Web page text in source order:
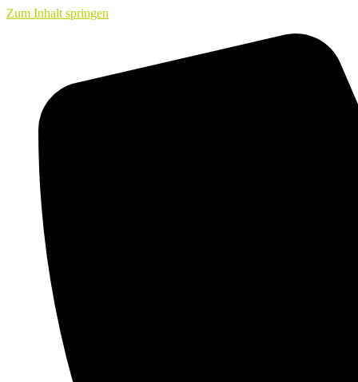
Zum Inhalt springen